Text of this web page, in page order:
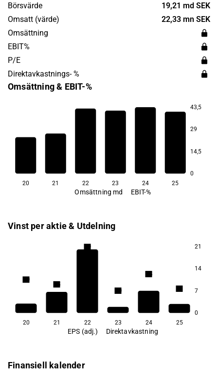
Billerud grundades år 1883 och har sitt huvudkontor i
Solna.
Börsvärde
19,21 md SEK
Omsatt (värde)
22,33 mn SEK
Omsättning
EBIT%
P/E
Direktavkastnings- %
Omsättning & EBIT-%
43,5
29
14,5
0
20 21 22 23 24 25
Omsättning md EBIT-%
Vinst per aktie & Utdelning
21
14
7
0
3,0
2,5
5,9
2,0
3,5
20 21 22 23 24 25
EPS (adj.) Direktavkastning
Finansiell kalender